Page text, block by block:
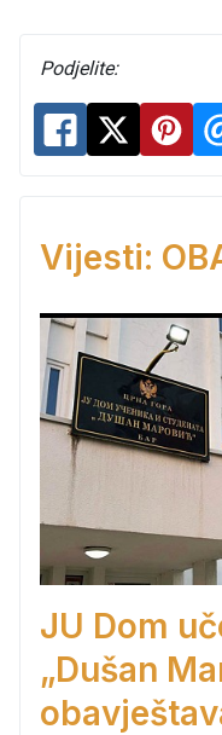
Podjelite:
Vijesti:
JU Dom
„Dušan